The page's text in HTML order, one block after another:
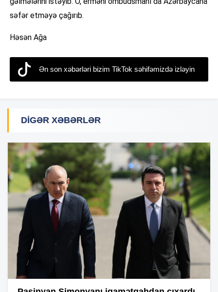
səfər etməyə çağırıb.
Həsən Ağa
Ən son xəbərləri bizim TikTok səhifəmizdə izləyin
DIGƏR XƏBƏRLƏR